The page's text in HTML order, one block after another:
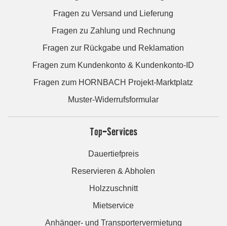
Fragen zu Versand und Lieferung
Fragen zu Zahlung und Rechnung
Fragen zur Rückgabe und Reklamation
Fragen zum Kundenkonto & Kundenkonto-ID
Fragen zum HORNBACH Projekt-Marktplatz
Muster-Widerrufsformular
Top-Services
Dauertiefpreis
Reservieren & Abholen
Holzzuschnitt
Mietservice
Anhänger- und Transportervermietung